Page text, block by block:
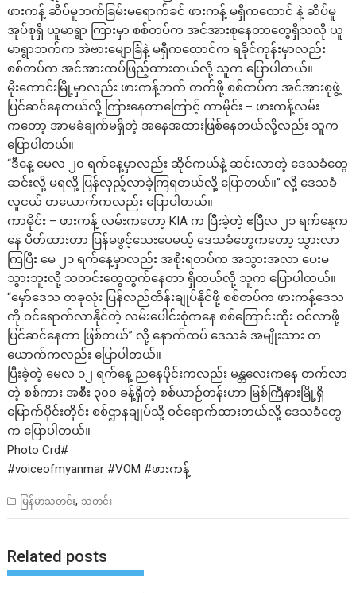
ဖားကန့် ဆိပ်မူဘက်ခြမ်းမရောက်ခင် ဖားကန့် မရှီကထောင် နဲ့ ဆိပ်မူ
အုပ်စုရှိ ယူမာရွာ ကြားမှာ စစ်တပ်က အင်အားစုနေတာတွေရှိသလို ယူ
မာရွာဘက်က အဲဗားမျောခြံနဲ့ မရှီကထောင်က ရခိုင်ကုန်းမှာလည်း
စစ်တပ်က အင်အားထပ်ဖြည့်ထားတယ်လို့ သူက ပြောပါတယ်။
မိုးကောင်းမြို့မှာလည်း ဖားကန့်ဘက် တက်ဖို့ စစ်တပ်က အင်အားစုဖွဲ့
ပြင်ဆင်နေတယ်လို့ ကြားနေတာကြောင့် ကာမိုင်း – ဖားကန့်လမ်း
ကတော့ အာမခံချက်မရှိတဲ့ အနေအထားဖြစ်နေတယ်လို့လည်း သူက
ပြောပါတယ်။
“ဒီနေ့ မေလ ၂၀ ရက်နေ့မှာလည်း ဆိုင်ကယ်နဲ့ ဆင်းလာတဲ့ ဒေသခံတွေ
ဆင်းလို့ မရလို့ ပြန်လှည့်လာခဲ့ကြရတယ်လို့ ပြောတယ်။” လို့ ဒေသခံ
လူငယ် တယောက်ကလည်း ပြောပါတယ်။
ကာမိုင်း – ဖားကန့် လမ်းကတော့ KIA က ပြီးခဲ့တဲ့ ဧပြီလ ၂၁ ရက်နေ့က
နေ ပိတ်ထားတာ ပြန်မဖွင့်သေးပေမယ့် ဒေသခံတွေကတော့ သွားလာ
ကြပြီး မေ ၂၁ ရက်နေ့မှာလည်း အစိုးရတပ်က အသွားအလာ ပေးမ
သွားဘူးလို့ သတင်းတွေထွက်နေတာ ရှိတယ်လို့ သူက ပြောပါတယ်။
“မှော်ဒေသ တခုလုံး ပြန်လည်ထိန်းချုပ်နိုင်ဖို့ စစ်တပ်က ဖားကန့်ဒေသ
ကို ဝင်ရောက်လာနိုင်တဲ့ လမ်းပေါင်းစုံကနေ စစ်ကြောင်းထိုး ဝင်လာဖို့
ပြင်ဆင်နေတာ ဖြစ်တယ်” လို့ နောက်ထပ် ဒေသခံ အမျိုးသား တ
ယောက်ကလည်း ပြောပါတယ်။
ပြီးခဲ့တဲ့ မေလ ၁၂ ရက်နေ့ ညနေပိုင်းကလည်း မန္တလေးကနေ တက်လာ
တဲ့ စစ်ကား အစီး ၃၀၀ ခန့်ရှိတဲ့ စစ်ယာဉ်တန်းဟာ မြစ်ကြီနားမြို့ရှိ
မြောက်ပိုင်းတိုင်း စစ်ဌာနချုပ်သို့ ဝင်ရောက်ထားတယ်လို့ ဒေသခံတွေ
က ပြောပါတယ်။
Photo Crd#
#voiceofmyanmar #VOM #ဖားကန့်
မြန်မာသတင်း, သတင်း
Related posts